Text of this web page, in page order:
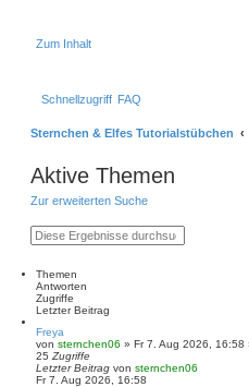
Zum Inhalt
Schnellzugriff FAQ
Sternchen & Elfes Tutorialstübchen
Aktive Themen
Zur erweiterten Suche
S
u
E
r
S
Themen
Antworten
Zugriffe
Letzter Beitrag
Freya
von sternchen06 » Fr 7. Aug 2026, 16:58
25 Zugriffe
Letzter Beitrag von sternchen06
Fr 7. Aug 2026, 16:58